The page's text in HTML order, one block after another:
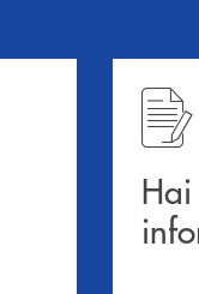
Hai